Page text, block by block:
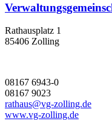
Rathausplatz 1
85406 Zolling
08167 6943-0
08167 9023
rathaus@vg-zolling.de
www.vg-zolling.de